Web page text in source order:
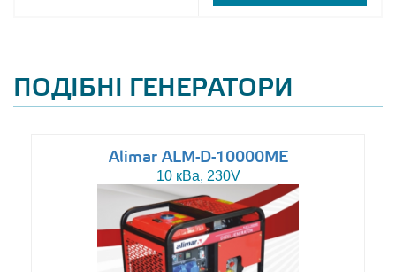
ПОДІБНІ ГЕНЕРАТОРИ
Alimar ALM-D-10000ME
10 кВа, 230V